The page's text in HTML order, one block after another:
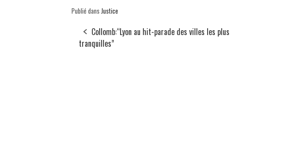
Publié dans Justice
Collomb:“Lyon au hit-parade des villes les plus
tranquilles”